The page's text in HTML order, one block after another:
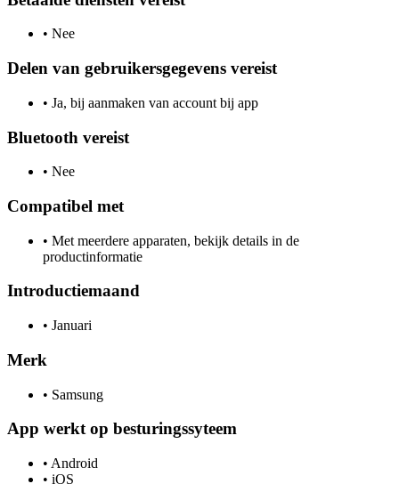
• Nee
Delen van gebruikersgegevens vereist
• Ja, bij aanmaken van account bij app
Bluetooth vereist
• Nee
Compatibel met
• Met meerdere apparaten, bekijk details in de
productinformatie
Introductiemaand
• Januari
Merk
• Samsung
App werkt op besturingssyteem
• Android
• iOS